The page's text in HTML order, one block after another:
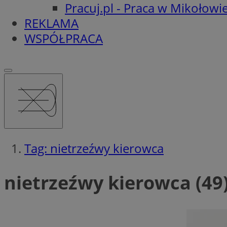
Pracuj.pl - Praca w
REKLAMA
WSPÓŁPRACA
Tag: nietrzeźwy kierowca
nietrzeźwy kierowca